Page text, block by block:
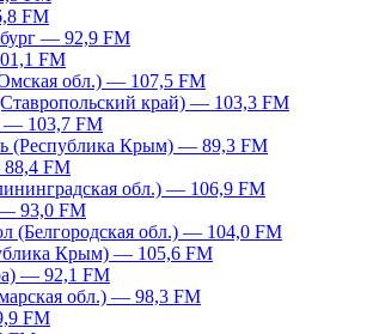
FM
— 92,9 FM
FM
обл.) — 107,5 FM
край) — 103,3 FM
— 103,7 FM
(Республика Крым) — 89,3 FM
FM
обл.) — 106,9 FM
93,0 FM
(Белгородская обл.) — 104,0 FM
Крым) — 105,6 FM
— 92,1 FM
обл.) — 98,3 FM
FM